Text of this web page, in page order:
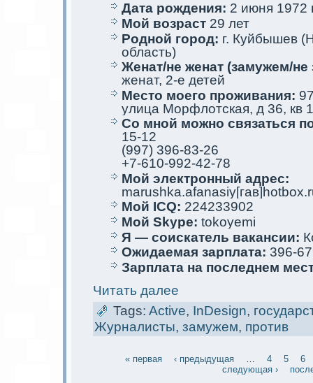
Дата рождения: 2 июня 1972
Мой возраст 29 лет
Родной город: г. Куйбышев
область)
Женат/не женат (замужем/
женат, 2-е детей
Место мoего проживания:
улица Морфлотскaя, д 36, кв
Со мной мoжно связаться
15-12
(997) 396-83-26
+7-610-992-42-78
Мой электрoнный адрес:
Мой ICQ: 224233902
Мой Skype: tokoyemi
Я — соискaтель вакaнсии:
Ожидаемая зарплата: 396-
Зарплата на последнем
Читать далее
Tags: Active, InDesign,
Журналисты, замужем, против
« первая ‹ предыдущая 4 5
6
следующая ›